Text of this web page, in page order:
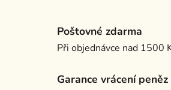
Poštovné zdarma
Při objednávce nad 1500
Garance vrácení peněz